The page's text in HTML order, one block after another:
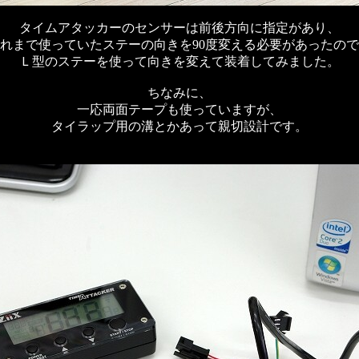
タイムアタッカーのセンサーは前後方向に指定があり、
まで使っていたステーの向きを90度変える必要があったの
Ｌ型のステーを使って向きを変えて装着してみました。
ちなみに、
一応両面テープも使っていますが、
タイラップ用の溝とかあって親切設計です。